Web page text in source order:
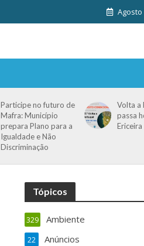
Agosto
Participe no futuro de
Mafra: Município
prepara Plano para a
Igualdade e Não
Discriminação
Volta a
passa
Ericeira
Tópicos
Ambiente
329
Anúncios
22